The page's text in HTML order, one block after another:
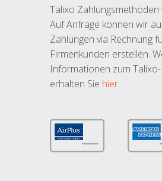
Talixo Zahlungsmethoden
Auf Anfrage können wir
Zahlungen via Rechnung
Firmenkunden erstellen.
Informationen zum
erhalten Sie hier.